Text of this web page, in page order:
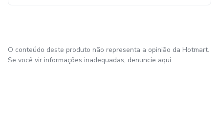
O conteúdo deste produto não representa a opinião da Hotmart.
Se você vir informações inadequadas, denuncie aqui